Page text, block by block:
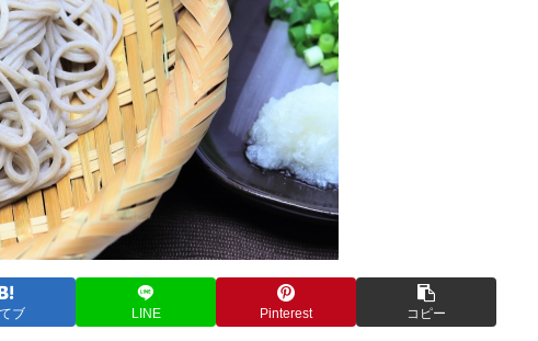
ブ LINE Pinterest コピー